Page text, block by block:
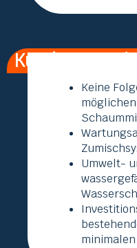
Keine
Umwelt-